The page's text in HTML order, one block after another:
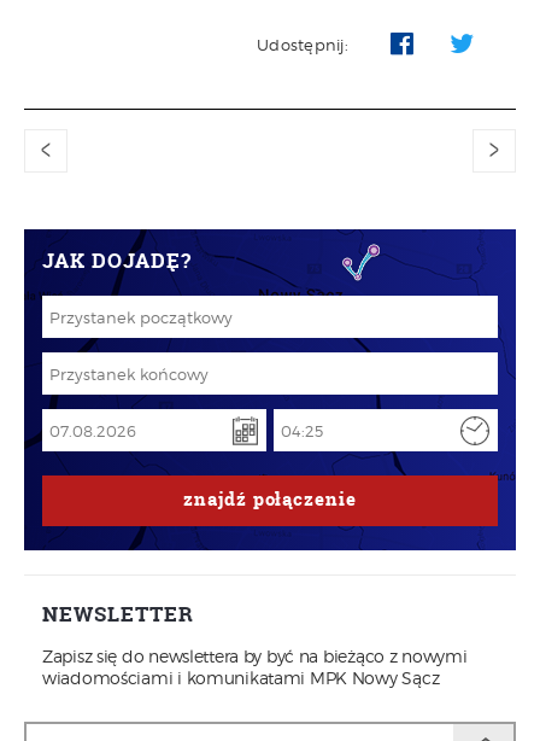
Udostępnij:
< >
JAK DOJADĘ?
znajdź połączenie
NEWSLETTER
Zapisz się do newslettera by być na bieżąco z nowymi
wiadomościami i komunikatami MPK Nowy Sącz